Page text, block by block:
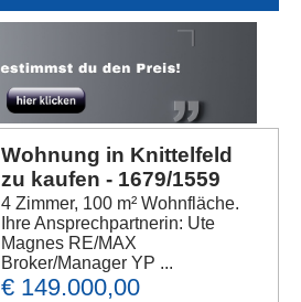
Wohnung in Knittelfeld
zu kaufen - 1679/1559
4 Zimmer, 100 m² Wohnfläche.
Ihre Ansprechpartnerin: Ute
Magnes RE/MAX
Broker/Manager YP ...
€ 149.000,00